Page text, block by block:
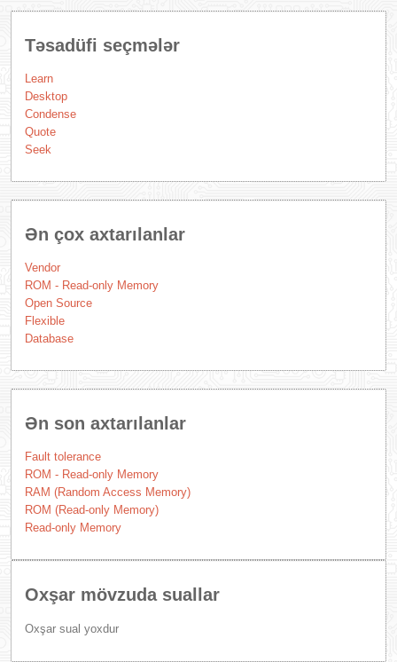
Təsadüfi seçmələr
Learn
Desktop
Condense
Quote
Seek
Ən çox axtarılanlar
Vendor
ROM - Read-only Memory
Open Source
Flexible
Database
Ən son axtarılanlar
Fault tolerance
ROM - Read-only Memory
RAM (Random Access Memory)
ROM (Read-only Memory)
Read-only Memory
Oxşar mövzuda suallar
Oxşar sual yoxdur